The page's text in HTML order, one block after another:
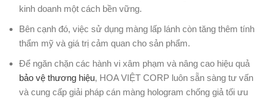
kinh doanh một cách bền vững.
Bên cạnh đó, việc sử dụng màng lấp lánh còn tăng thêm tính
thẩm mỹ và giá trị cảm quan cho sản phẩm.
Để ngăn chặn các hành vi xâm phạm và nâng cao hiệu quả
bảo vệ thương hiệu, HOA VIỆT CORP luôn sẵn sàng tư vấn
và cung cấp giải pháp cán màng hologram chống giả tối ưu